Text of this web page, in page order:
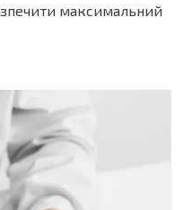
максимальний